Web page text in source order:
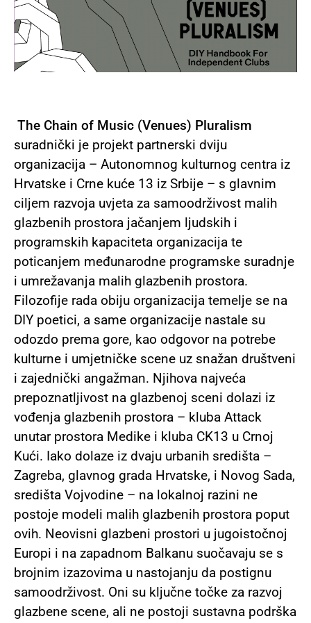
The Chain of Music (Venues) Pluralism
suradnički je projekt partnerski dviju
organizacija – Autonomnog kulturnog centra iz
Hrvatske i Crne kuće 13 iz Srbije – s glavnim
ciljem razvoja uvjeta za samoodrživost malih
glazbenih prostora jačanjem ljudskih i
programskih kapaciteta organizacija te
poticanjem međunarodne programske suradnje
i umrežavanja malih glazbenih prostora.
Filozofije rada obiju organizacija temelje se na
DIY poetici, a same organizacije nastale su
odozdo prema gore, kao odgovor na potrebe
kulturne i umjetničke scene uz snažan društveni
i zajednički angažman. Njihova najveća
prepoznatljivost na glazbenoj sceni dolazi iz
vođenja glazbenih prostora – kluba Attack
unutar prostora Medike i kluba CK13 u Crnoj
Kući. Iako dolaze iz dvaju urbanih središta –
Zagreba, glavnog grada Hrvatske, i Novog Sada,
središta Vojvodine – na lokalnoj razini ne
postoje modeli malih glazbenih prostora poput
ovih. Neovisni glazbeni prostori u jugoistočnoj
Europi i na zapadnom Balkanu suočavaju se s
brojnim izazovima u nastojanju da postignu
samoodrživost. Oni su ključne točke za razvoj
glazbene scene, ali ne postoji sustavna podrška